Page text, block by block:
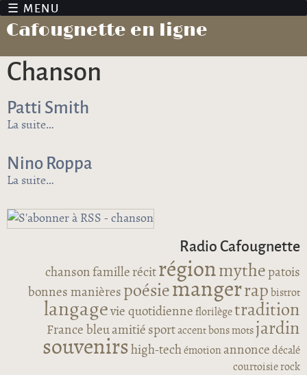
Cafougnette en ligne
chanson
Patti Smith
La suitede Patti Smith
Nino Roppa
La suitede Nino Roppa
Radio Cafougnette
chanson famille récitrégionmythepatois
bonnes manières poésiemangerrap bistrot
langagevie quotidienne florilègetradition
France bleuamitié sportaccent bons motsjardin
souvenirshigh-techémotion annonce décalé
courtoisierock